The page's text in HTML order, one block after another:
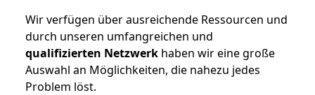
Wir verfügen über ausreichende Ressourcen und
durch unseren umfangreichen und
qualifizierten Netzwerk haben wir eine große
Auswahl an Möglichkeiten, die nahezu jedes
Problem löst.